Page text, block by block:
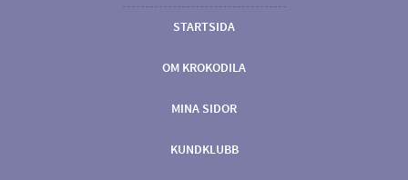
STARTSIDA
OM KROKODILA
MINA SIDOR
KUNDKLUBB